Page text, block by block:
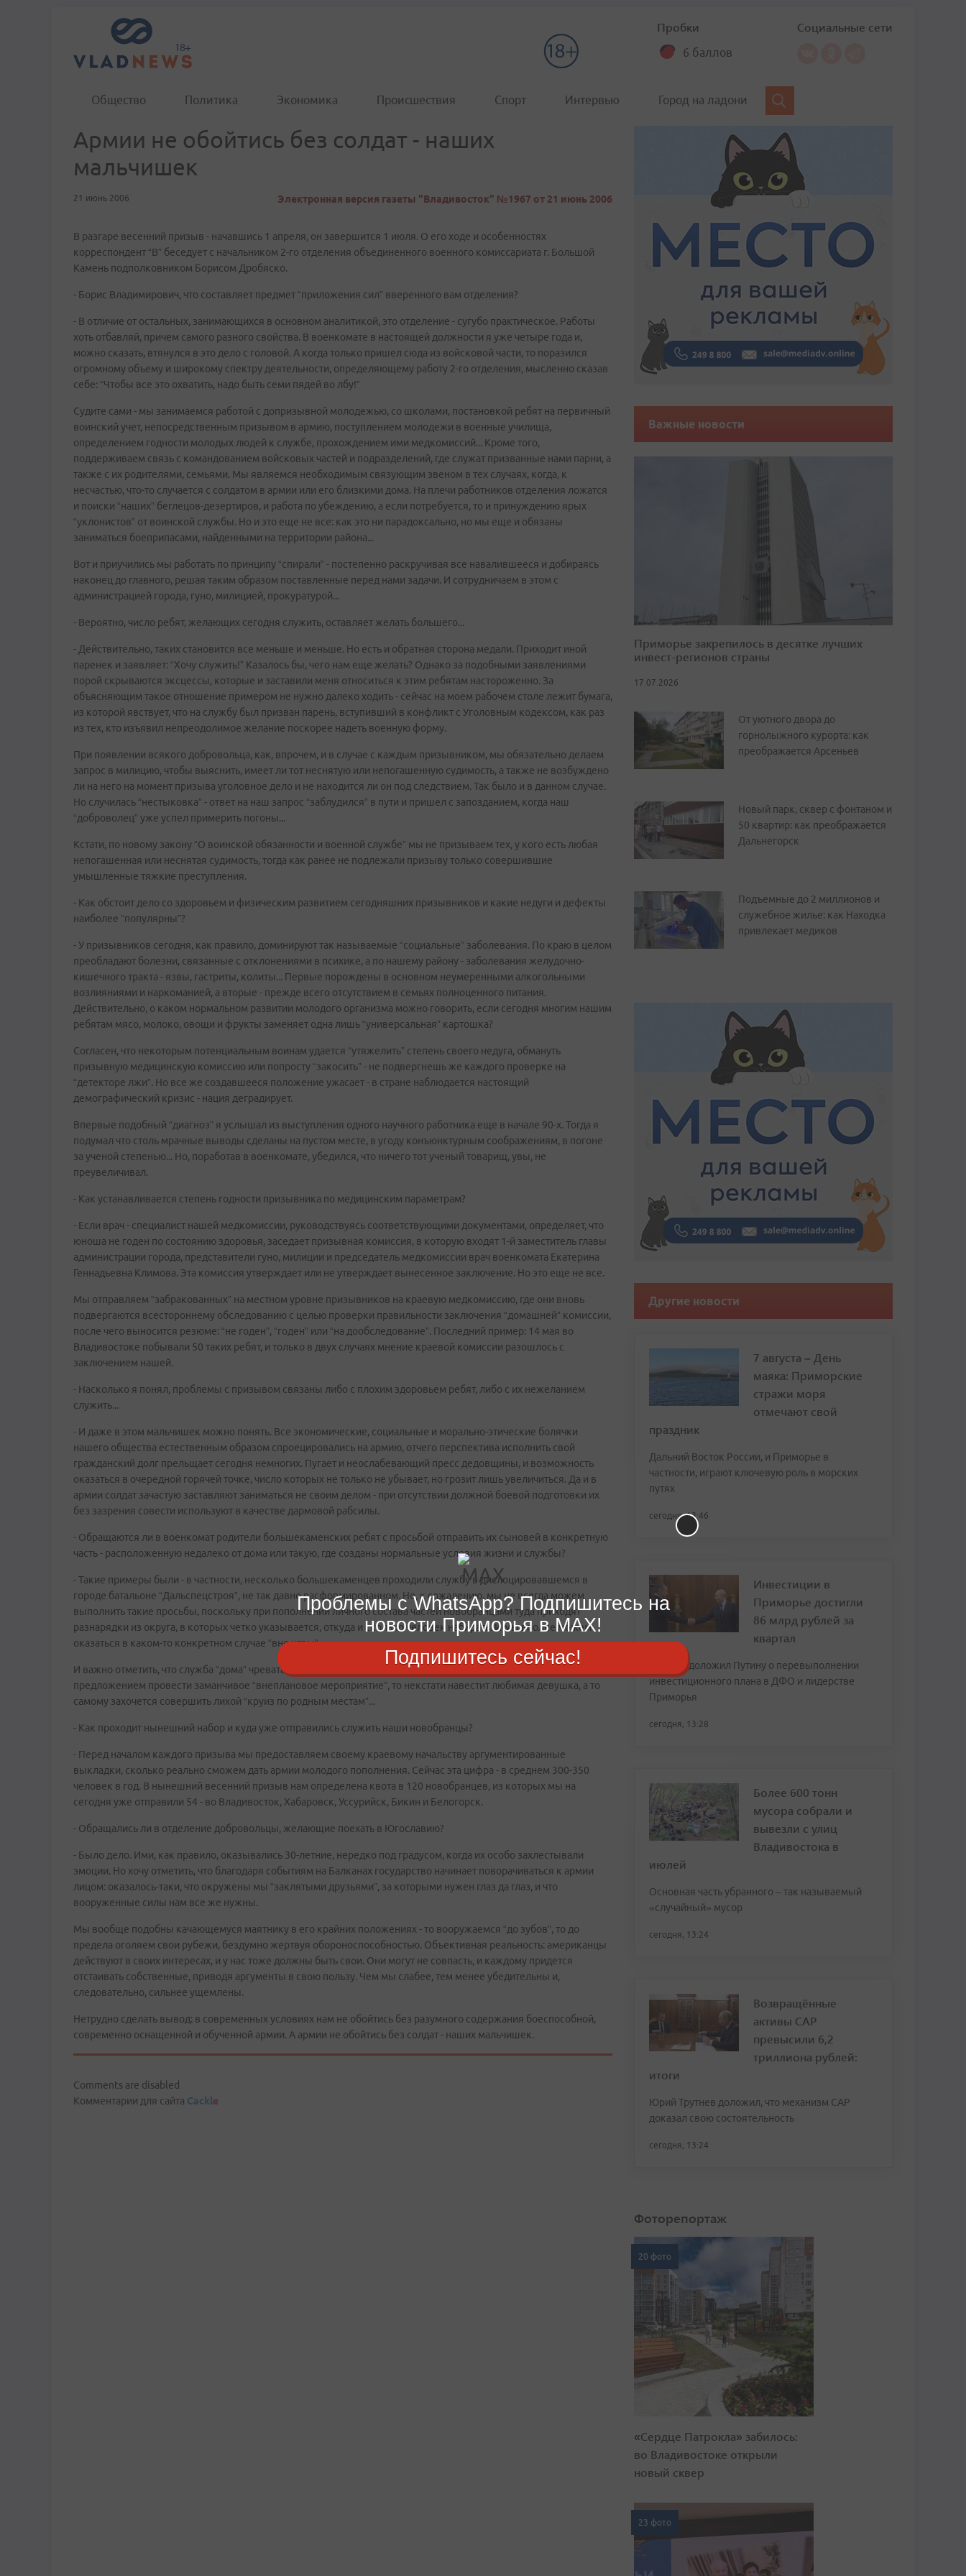
Пробки
6 баллов
Социальные сети
Общество Политика Экономика Происшествия Спорт Интервью Город на ладони
Армии не обойтись без солдат - наших
мальчишек
21 июнь 2006 Электронная версия газеты "Владивосток" №1967 от 21 июнь 2006
В разгаре весенний призыв - начавшись 1 апреля, он завершится 1 июля. О его ходе и особенностях
корреспондент “В” беседует с начальником 2-го отделения объединенного военного комиссариата г. Большой
Камень подполковником Борисом Дробяско.
- Борис Владимирович, что составляет предмет “приложения сил” вверенного вам отделения?
- В отличие от остальных, занимающихся в основном аналитикой, это отделение - сугубо практическое. Работы
хоть отбавляй, причем самого разного свойства. В военкомате в настоящей должности я уже четыре года и,
можно сказать, втянулся в это дело с головой. А когда только пришел сюда из войсковой части, то поразился
огромному объему и широкому спектру деятельности, определяющему работу 2-го отделения, мысленно сказав
себе: “Чтобы все это охватить, надо быть семи пядей во лбу!”
Судите сами - мы занимаемся работой с допризывной молодежью, со школами, постановкой ребят на первичный
воинский учет, непосредственным призывом в армию, поступлением молодежи в военные училища,
определением годности молодых людей к службе, прохождением ими медкомиссий... Кроме того,
поддерживаем связь с командованием войсковых частей и подразделений, где служат призванные нами парни, а
также с их родителями, семьями. Мы являемся необходимым связующим звеном в тех случаях, когда, к
несчастью, что-то случается с солдатом в армии или его близкими дома. На плечи работников отделения ложатся
и поиски “наших” беглецов-дезертиров, и работа по убеждению, а если потребуется, то и принуждению ярых
“уклонистов” от воинской службы. Но и это еще не все: как это ни парадоксально, но мы еще и обязаны
заниматься боеприпасами, найденными на территории района...
Вот и приучились мы работать по принципу “спирали” - постепенно раскручивая все навалившееся и добираясь
наконец до главного, решая таким образом поставленные перед нами задачи. И сотрудничаем в этом с
администрацией города, гуно, милицией, прокуратурой...
- Вероятно, число ребят, желающих сегодня служить, оставляет желать большего...
- Действительно, таких становится все меньше и меньше. Но есть и обратная сторона медали. Приходит иной
паренек и заявляет: “Хочу служить!” Казалось бы, чего нам еще желать? Однако за подобными заявлениями
порой скрываются эксцессы, которые и заставили меня относиться к этим ребятам настороженно. За
объясняющим такое отношение примером не нужно далеко ходить - сейчас на моем рабочем столе лежит бумага,
из которой явствует, что на службу был призван парень, вступивший в конфликт с Уголовным кодексом, как раз
из тех, кто изъявил непреодолимое желание поскорее надеть военную форму.
При появлении всякого добровольца, как, впрочем, и в случае с каждым призывником, мы обязательно делаем
запрос в милицию, чтобы выяснить, имеет ли тот неснятую или непогашенную судимость, а также не возбуждено
ли на него на момент призыва уголовное дело и не находится ли он под следствием. Так было и в данном случае.
Но случилась “нестыковка” - ответ на наш запрос “заблудился” в пути и пришел с запозданием, когда наш
“доброволец” уже успел примерить погоны...
Кстати, по новому закону “О воинской обязанности и военной службе” мы не призываем тех, у кого есть любая
непогашенная или неснятая судимость, тогда как ранее не подлежали призыву только совершившие
умышленные тяжкие преступления.
- Как обстоит дело со здоровьем и физическим развитием сегодняшних призывников и какие недуги и дефекты
наиболее “популярны”?
- У призывников сегодня, как правило, доминируют так называемые “социальные” заболевания. По краю в целом
преобладают болезни, связанные с отклонениями в психике, а по нашему району - заболевания желудочно-
кишечного тракта - язвы, гастриты, колиты... Первые порождены в основном неумеренными алкогольными
возлияниями и наркоманией, а вторые - прежде всего отсутствием в семьях полноценного питания.
Действительно, о каком нормальном развитии молодого организма можно говорить, если сегодня многим нашим
ребятам мясо, молоко, овощи и фрукты заменяет одна лишь “универсальная” картошка?
Cогласен, что некоторым потенциальным воинам удается “утяжелить” степень своего недуга, обмануть
призывную медицинскую комиссию или попросту “закосить” - не подвергнешь же каждого проверке на
“детекторе лжи”. Но все же создавшееся положение ужасает - в стране наблюдается настоящий
демографический кризис - нация деградирует.
Впервые подобный “диагноз” я услышал из выступления одного научного работника еще в начале 90-х. Тогда я
подумал что столь мрачные выводы сделаны на пустом месте, в угоду конъюнктурным соображениям, в погоне
за ученой степенью... Но, поработав в военкомате, убедился, что ничего тот ученый товарищ, увы, не
преувеличивал.
- Как устанавливается степень годности призывника по медицинским параметрам?
- Если врач - специалист нашей медкомиссии, руководствуясь соответствующими документами, определяет, что
юноша не годен по состоянию здоровья, заседает призывная комиссия, в которую входят 1-й заместитель главы
администрации города, представители гуно, милиции и председатель медкомиссии врач военкомата Екатерина
Геннадьевна Климова. Эта комиссия утверждает или не утверждает вынесенное заключение. Но это еще не все.
Мы отправляем “забракованных” на местном уровне призывников на краевую медкомиссию, где они вновь
подвергаются всестороннему обследованию с целью проверки правильности заключения “домашней” комиссии,
после чего выносится резюме: “не годен”, “годен” или “на дообследование”. Последний пример: 14 мая во
Владивостоке побывали 50 таких ребят, и только в двух случаях мнение краевой комиссии разошлось с
заключением нашей.
- Насколько я понял, проблемы с призывом связаны либо с плохим здоровьем ребят, либо с их нежеланием
служить...
- И даже в этом мальчишек можно понять. Все экономические, социальные и морально-этические болячки
нашего общества естественным образом спроецировались на армию, отчего перспектива исполнить свой
гражданский долг прельщает сегодня немногих. Пугает и неослабевающий пресс дедовщины, и возможность
оказаться в очередной горячей точке, число которых не только не убывает, но грозит лишь увеличиться. Да и в
армии солдат зачастую заставляют заниматься не своим делом - при отсутствии должной боевой подготовки их
без зазрения совести используют в качестве дармовой рабсилы.
- Обращаются ли в военкомат родители большекаменских ребят с просьбой отправить их сыновей в конкретную
часть - расположенную недалеко от дома или такую, где созданы нормальные условия жизни и службы?
- Такие примеры были - в частности, несколько большекаменцев проходили службу в дислоцировавшемся в
городе батальоне “Дальспецстроя”, не так давно расформированном. Но, к сожалению, мы не всегда можем
выполнить такие просьбы, поскольку при пополнении личного состава частей новобранцами туда приходят
разнарядки из округа, в которых четко указывается, откуда и сколько человек набирать. И мы вполне можем
оказаться в каком-то конкретном случае “вне игры”.
И важно отметить, что служба “дома” чревата всякими “приключениями с последствиями” - то нагрянут друзья с
предложением провести заманчивое “внеплановое мероприятие”, то некстати навестит любимая девушка, а то
самому захочется совершить лихой “круиз по родным местам”...
- Как проходит нынешний набор и куда уже отправились служить наши новобранцы?
- Перед началом каждого призыва мы предоставляем своему краевому начальству аргументированные
выкладки, сколько реально сможем дать армии молодого пополнения. Сейчас эта цифра - в среднем 300-350
человек в год. В нынешний весенний призыв нам определена квота в 120 новобранцев, из которых мы на
сегодня уже отправили 54 - во Владивосток, Хабаровск, Уссурийск, Бикин и Белогорск.
- Обращались ли в отделение добровольцы, желающие поехать в Югославию?
- Было дело. Ими, как правило, оказывались 30-летние, нередко под градусом, когда их особо захлестывали
эмоции. Но хочу отметить, что благодаря событиям на Балканах государство начинает поворачиваться к армии
лицом: оказалось-таки, что окружены мы “заклятыми друзьями”, за которыми нужен глаз да глаз, и что
вооруженные силы нам все же нужны.
Мы вообще подобны качающемуся маятнику в его крайних положениях - то вооружаемся “до зубов”, то до
предела оголяем свои рубежи, бездумно жертвуя обороноспособностью. Объективная реальность: американцы
действуют в своих интересах, и у нас тоже должны быть свои. Они могут не совпасть, и каждому придется
отстаивать собственные, приводя аргументы в свою пользу. Чем мы слабее, тем менее убедительны и,
следовательно, сильнее ущемлены.
Нетрудно сделать вывод: в современных условиях нам не обойтись без разумного содержания боеспособной,
современно оснащенной и обученной армии. А армии не обойтись без солдат - наших мальчишек.
Comments are disabled
Комментарии для сайта Cackle
Важные новости
Приморье закрепилось в десятке лучших
инвест-регионов страны
17.07.2026
От уютного двора до
горнолыжного курорта: как
преображается Арсеньев
Новый парк, сквер с фонтаном и
50 квартир: как преображается
Дальнегорск
Подъемные до 2 миллионов и
служебное жилье: как Находка
привлекает медиков
Другие новости
7 августа – День
маяка: Приморские
стражи моря
отмечают свой
праздник
Дальний Восток России, и Приморье в
частности, играют ключевую роль в морских
путях
сегодня, 13:46
Инвестиции в
Приморье достигли
86 млрд рублей за
квартал
Трутнев доложил Путину о перевыполнении
инвестиционного плана в ДФО и лидерстве
Приморья
сегодня, 13:28
Более 600 тонн
мусора собрали и
вывезли с улиц
Владивостока в
июлей
Основная часть убранного – так называемый
«случайный» мусор
сегодня, 13:24
Возвращённые
активы САР
превысили 6,2
триллиона рублей:
итоги
Юрий Трутнев доложил, что механизм САР
доказал свою состоятельность
сегодня, 13:24
Фоторепортаж
20 фото
«Сердце Патрокла» забилось:
во Владивостоке открыли
новый сквер
23 фото
Проблемы с WhatsApp? Подпишитесь на
новости Приморья в MAX!
Подпишитесь сейчас!